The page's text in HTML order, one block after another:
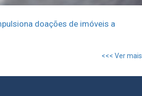
doações de imóveis a
<<< Ver mais